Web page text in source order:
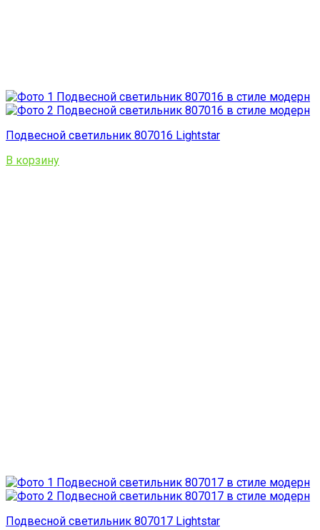
Подвесной светильник 807016 Lightstar
В корзину
Подвесной светильник 807017 Lightstar